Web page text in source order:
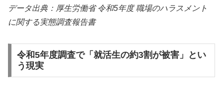
データ出典：厚生労働省 令和5年度 職場のハラスメント
に関する実態調査報告書
令和5年度調査で「就活生の約3割が被害」とい
う現実